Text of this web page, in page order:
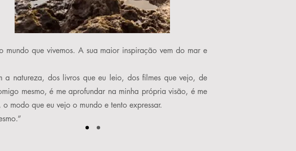
que vivemos. A sua maior inspiração vem do mar e
a natureza, dos livros que eu leio, dos filmes que vejo, de
mesmo, é me aprofundar na minha própria visão, é me
modo que eu vejo o mundo e tento expressar.